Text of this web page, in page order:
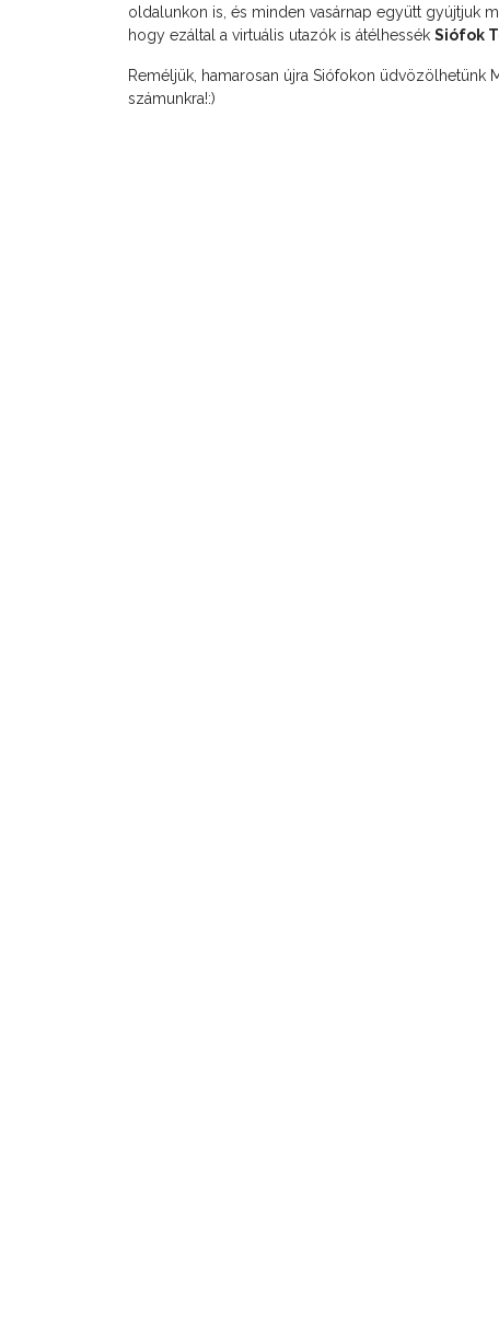
oldalunkon is, és minden vasárnap együtt gyújtjuk
hogy ezáltal a virtuális utazók is átélhessék Siófok
Reméljük, hamarosan újra Siófokon üdvözölhetünk
számunkra!:)